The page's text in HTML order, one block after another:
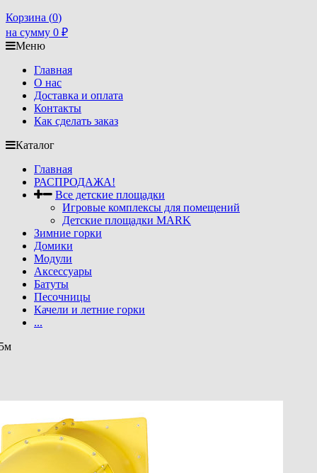
Корзина (0)
на сумму 0 ₽
Меню
Главная
О нас
Доставка и оплата
Контакты
Как сделать заказ
Каталог
Главная
РАСПРОДАЖА!
Все детские площадки
Игровые комплексы для помещений
Детские площадки MARK
Зимние горки
Домики
Модули
Аксессуары
Батуты
Песочницы
Качели и летние горки
...